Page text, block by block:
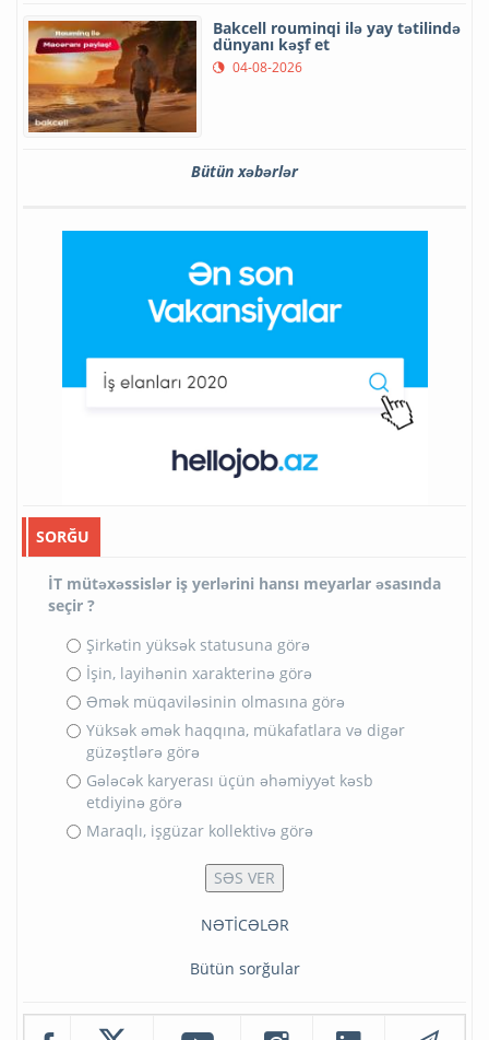
Bakcell rouminqi ilə yay tətilində
dünyanı kəşf et
04-08-2026
Bütün xəbərlər
SORĞU
İT mütəxəssislər iş yerlərini hansı meyarlar əsasında
seçir ?
Şirkətin yüksək statusuna görə
İşin, layihənin xarakterinə görə
Əmək müqaviləsinin olmasına görə
Yüksək əmək haqqına, mükafatlara və digər
güzəştlərə görə
Gələcək karyerası üçün əhəmiyyət kəsb
etdiyinə görə
Maraqlı, işgüzar kollektivə görə
NƏTİCƏLƏR
Bütün sorğular